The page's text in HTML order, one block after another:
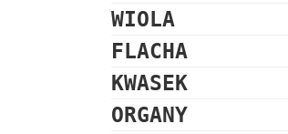
WIOLA
FLACHA
KWASEK
ORGANY